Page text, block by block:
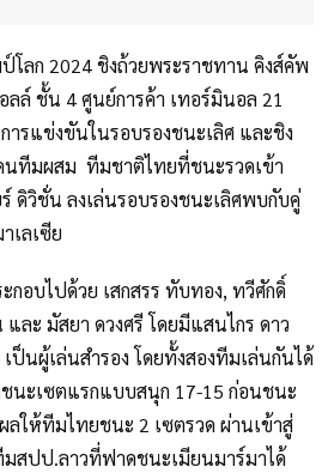
โลก 2024 ชิงถ้วยพระราชทาน คิงส์คัพ
ลล์ ชั้น 4 ศูนย์การค้า เทอร์มินอล 21
ารแข่งขันในรอบรองชนะเลิศ และชิง
นทีมผสม ทีมชาติไทยที่ชนะรวดเข้า
ดิวิชั่น ลงเล่นรอบรองชนะเลิศพบกับคู่
เลเซีย
กอบไปด้วย เสกสรร ทับทอง, ทวีศักดิ์
ละ มัสยา ดวงศรี โดยมีแสนไกร ดาว
ป็นผู้เล่นสำรอง โดยทั้งสองทีมเล่นกันได้
นะเซตแรกแบบสนุก 17-15 ก่อนชนะ
ลให้ทีมไทยชนะ 2 เซตรวด ผ่านเข้าสู่
สปป.ลาวที่ฟาดชนะเมียนมาร์มาได้